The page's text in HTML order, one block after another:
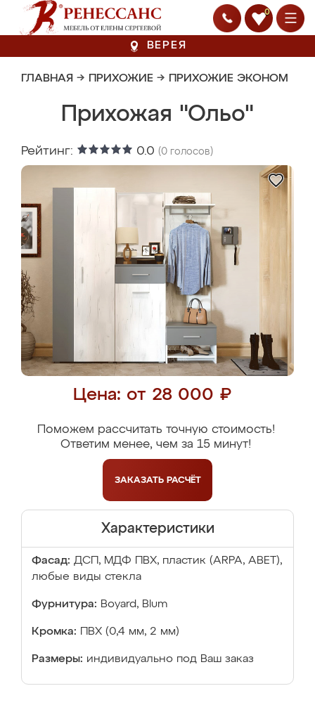
0
ВЕРЕЯ
ГЛАВНАЯ → ПРИХОЖИЕ → ПРИХОЖИЕ ЭКОНОМ
Прихожая "Ольо"
Рейтинг: 0.0 (0 голосов)
Цена: от 28 000 ₽
Поможем рассчитать точную стоимость!
Ответим менее, чем за 15 минут!
ЗАКАЗАТЬ РАСЧЁТ
Характеристики
Фасад: ДСП, МДФ ПВХ, пластик (ARPA, ABET),
любые виды стекла
Фурнитура: Boyard, Blum
Кромка: ПВХ (0,4 мм, 2 мм)
Размеры: индивидуально под Ваш заказ